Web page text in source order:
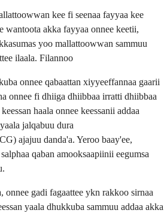
kee fi seenaa fayyaa kee
wantoota akka fayyaa onnee keetii,
yoo mallattoowwan sammuu
ilaala. Filannoo
onnee qabaattan xiyyeeffannaa gaarii
onnee fi dhiiga dhiibbaa irratti dhiibbaa
haala onnee keessanii addaa
jalqabuu dura
ajajuu danda'a. Yeroo baay'ee,
qaban amooksaapiinii eegumsa
onnee gadi fagaattee ykn rakkoo sirnaa
yaala dhukkuba sammuu addaa akka